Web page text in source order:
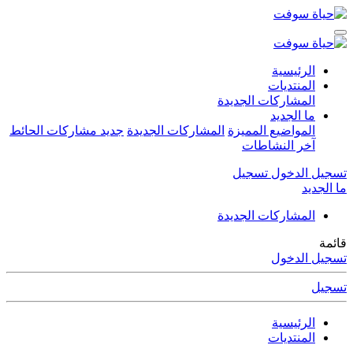
الرئيسية
المنتديات
المشاركات الجديدة
ما الجديد
المواضيع المميزة المشاركات الجديدة جديد مشاركات الحائط
آخر النشاطات
تسجيل الدخول تسجيل
ما الجديد
المشاركات الجديدة
قائمة
تسجيل الدخول
تسجيل
الرئيسية
المنتديات